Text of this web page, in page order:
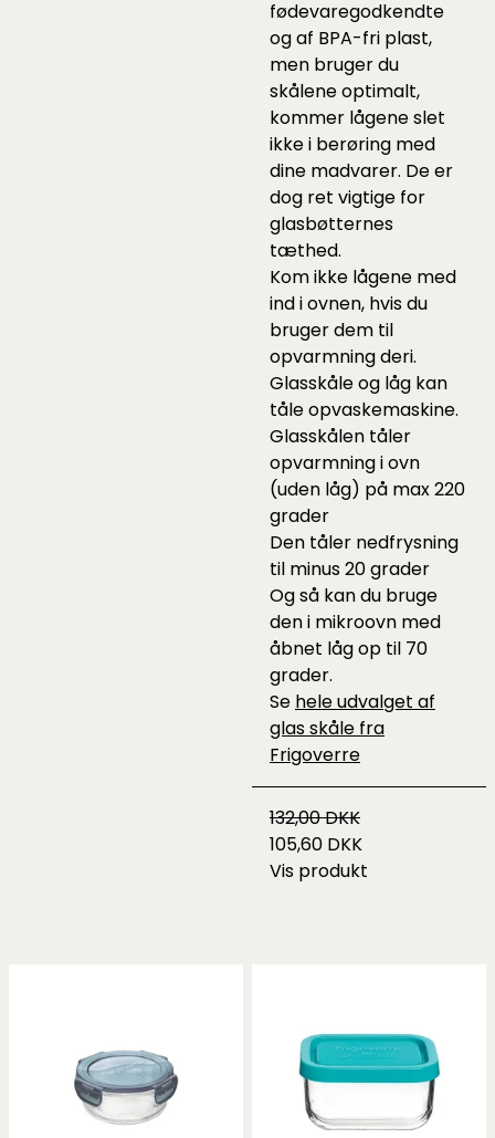
fødevaregodkendte
og af BPA-fri plast,
men bruger du
skålene optimalt,
kommer lågene slet
ikke i berøring med
dine madvarer. De er
dog ret vigtige for
glasbøtternes
tæthed.
Kom ikke lågene med
ind i ovnen, hvis du
bruger dem til
opvarmning deri.
Glasskåle og låg kan
tåle opvaskemaskine.
Glasskålen tåler
opvarmning i ovn
(uden låg) på max 220
grader
Den tåler nedfrysning
til minus 20 grader
Og så kan du bruge
den i mikroovn med
åbnet låg op til 70
grader.
Se hele udvalget af
glas skåle fra
Frigoverre
132,00 DKK
105,60 DKK
Vis produkt